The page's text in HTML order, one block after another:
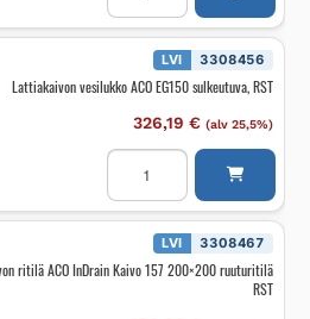
DOMESTIC
ø155/200mm
korotus/AISI304
määrä
LVI 3308456
Lattiakaivon vesilukko ACO EG150 sulkeutuva, RST
326,19 € (alv 25,5%)
Lattiakaivon
vesilukko
EG150
sulkeutuva,
määrä
LVI 3308467
ritilä ACO InDrain Kaivo 157 200×200 ruuturitilä
RST